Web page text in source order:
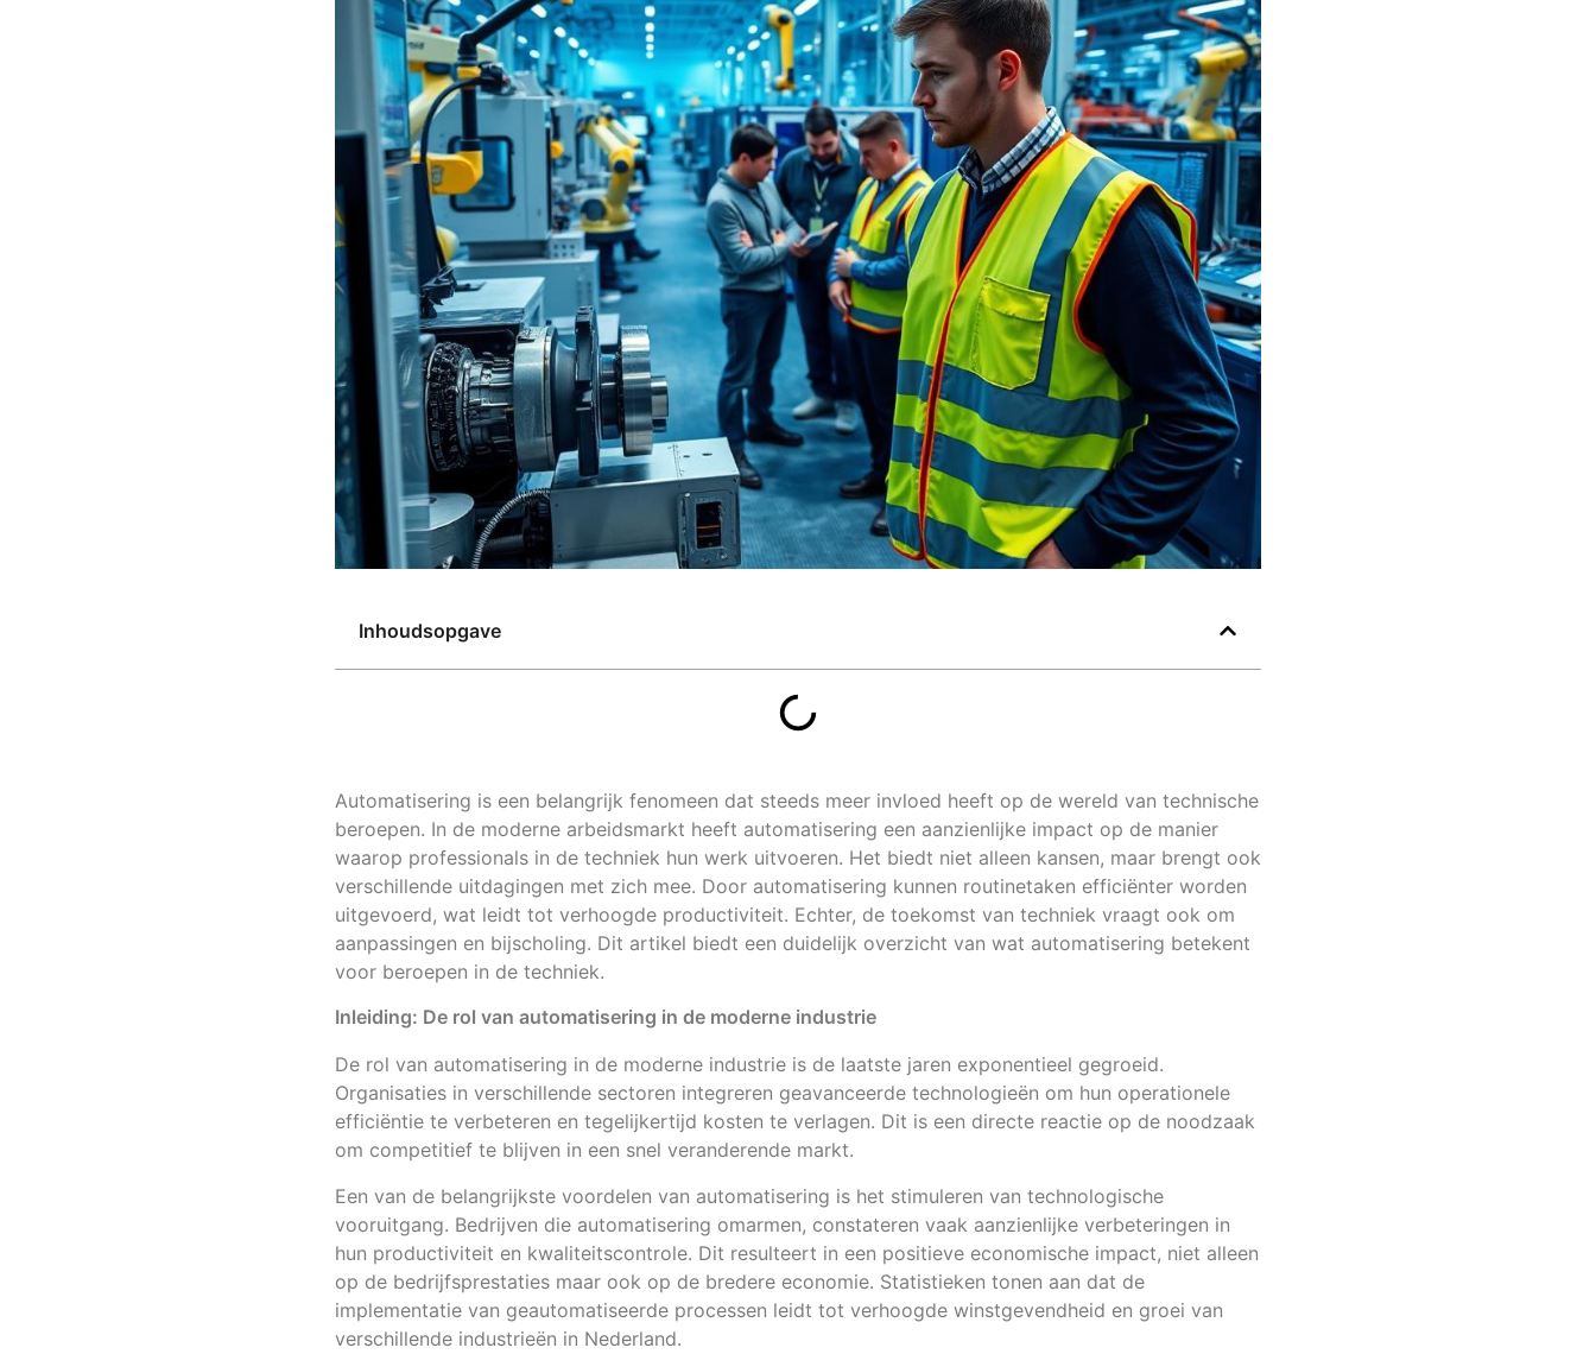
Inhoudsopgave
Automatisering is een belangrijk fenomeen dat steeds meer invloed heeft op de wereld van technische
beroepen. In de moderne arbeidsmarkt heeft automatisering een aanzienlijke impact op de manier
waarop professionals in de techniek hun werk uitvoeren. Het biedt niet alleen kansen, maar brengt ook
verschillende uitdagingen met zich mee. Door automatisering kunnen routinetaken efficiënter worden
uitgevoerd, wat leidt tot verhoogde productiviteit. Echter, de toekomst van techniek vraagt ook om
aanpassingen en bijscholing. Dit artikel biedt een duidelijk overzicht van wat automatisering betekent
voor beroepen in de techniek.
Inleiding: De rol van automatisering in de moderne industrie
De rol van automatisering in de moderne industrie is de laatste jaren exponentieel gegroeid.
Organisaties in verschillende sectoren integreren geavanceerde technologieën om hun operationele
efficiëntie te verbeteren en tegelijkertijd kosten te verlagen. Dit is een directe reactie op de noodzaak
om competitief te blijven in een snel veranderende markt.
Een van de belangrijkste voordelen van automatisering is het stimuleren van technologische
vooruitgang. Bedrijven die automatisering omarmen, constateren vaak aanzienlijke verbeteringen in
hun productiviteit en kwaliteitscontrole. Dit resulteert in een positieve economische impact, niet alleen
op de bedrijfsprestaties maar ook op de bredere economie. Statistieken tonen aan dat de
implementatie van geautomatiseerde processen leidt tot verhoogde winstgevendheid en groei van
verschillende industrieën in Nederland.